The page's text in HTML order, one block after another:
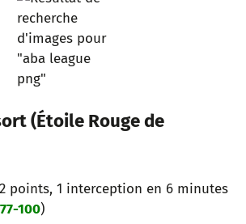
(Étoile Rouge de
points, 1 interception en 6 minutes
77-100)